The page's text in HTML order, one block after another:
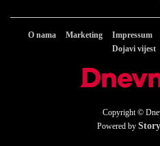
O nama Marketing Impressum
Dojavi vijest
Copyright ©
Powered by